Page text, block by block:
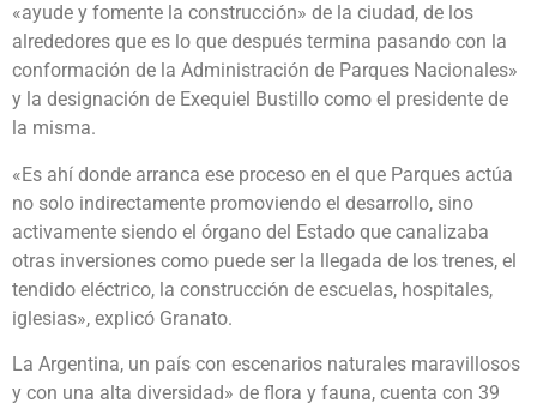
«ayude y fomente la construcción» de la ciudad, de los
alrededores que es lo que después termina pasando con la
conformación de la Administración de Parques Nacionales»
y la designación de Exequiel Bustillo como el presidente de
la misma.
«Es ahí donde arranca ese proceso en el que Parques actúa
no solo indirectamente promoviendo el desarrollo, sino
activamente siendo el órgano del Estado que canalizaba
otras inversiones como puede ser la llegada de los trenes, el
tendido eléctrico, la construcción de escuelas, hospitales,
iglesias», explicó Granato.
La Argentina, un país con escenarios naturales maravillosos
y con una alta diversidad» de flora y fauna, cuenta con 39